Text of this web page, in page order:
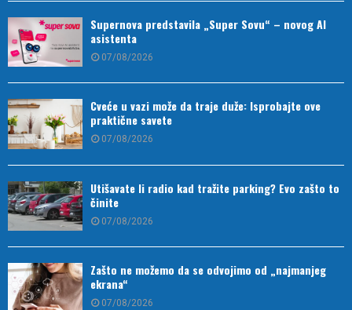
Supernova predstavila „Super Sovu“ – novog AI
asistenta
07/08/2026
Cveće u vazi može da traje duže: Isprobajte ove
praktične savete
07/08/2026
Utišavate li radio kad tražite parking? Evo zašto to
činite
07/08/2026
Zašto ne možemo da se odvojimo od „najmanjeg
ekrana“
07/08/2026